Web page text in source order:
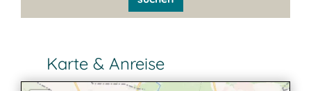
Karte & Anreise